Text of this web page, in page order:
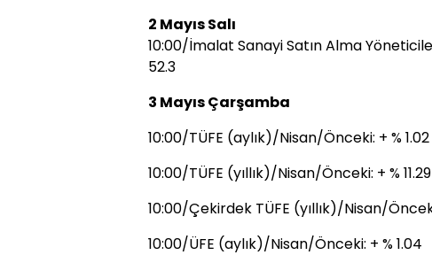
2 Mayıs Salı
10:00/İmalat Sanayi Satın Alma
52.3
3 Mayıs Çarşamba
10:00/TÜFE (aylık)/Nisan/Önceki: + % 1.02
10:00/TÜFE (yıllık)/Nisan/Önceki: + % 11.29
10:00/Çekirdek TÜFE (yıllık)/Nisan/
10:00/ÜFE (aylık)/Nisan/Önceki: + % 1.04